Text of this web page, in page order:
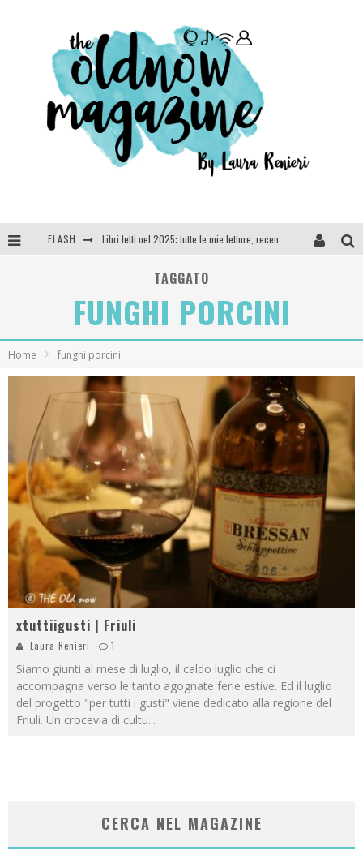
FLASH
SEE YOU AT 5 | Chanel
Anya Taylor-Joy, Jisoo e Willow Smith protagoniste della nuova campagna Dior Addict
TAGGATO
FUNGHI PORCINI
Home funghi porcini
xtuttiigusti | Friuli
Laura Renieri 1
Siamo giunti al mese di luglio, il caldo luglio che ci
accompagna verso le tanto agognate ferie estive. Ed il luglio
del progetto "per tutti i gusti" viene dedicato alla regione del
Friuli. Un crocevia di cultu...
CERCA NEL MAGAZINE